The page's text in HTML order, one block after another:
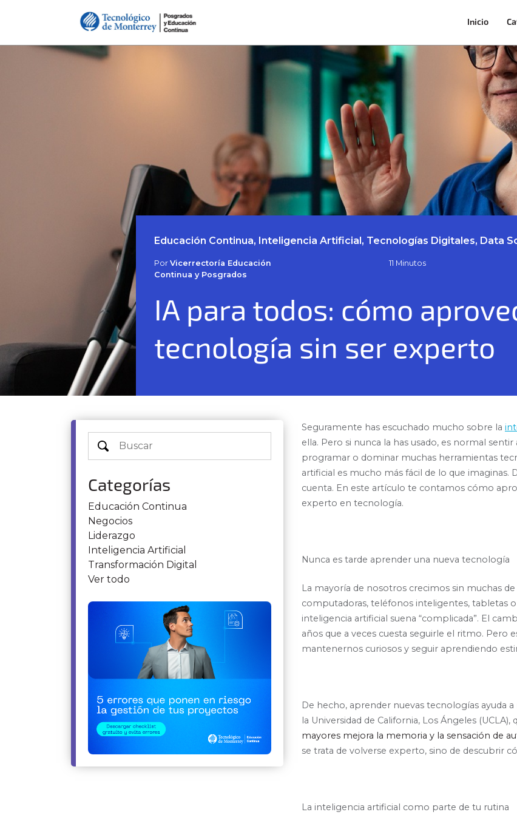
Inicio
Educación Continua, Inteligencia Artificial, Tecnologías Digitales, Data
Por Vicerrectoría Educación
Continua y Posgrados
11 Minutos
IA para todos: cómo
tecnología sin ser experto
Categorías
Educación Continua
Negocios
Liderazgo
Inteligencia Artificial
Transformación Digital
Ver todo
Seguramente has escuchado mucho sobre la
ella. Pero si nunca la has usado, es normal
programar o dominar muchas herramientas
artificial es mucho más fácil de lo que imaginas.
cuenta. En este artículo te contamos cómo
experto en tecnología.
Nunca es tarde aprender una nueva tecnología
La mayoría de nosotros crecimos sin muchas
computadoras, teléfonos inteligentes, tabletas
inteligencia artificial suena “complicada”. El
años que a veces cuesta seguirle el ritmo. Pero
mantenernos curiosos y seguir aprendiendo
De hecho, aprender nuevas tecnologías ayuda
la Universidad de California, Los Ángeles (UCLA),
mayores mejora la memoria y la sensación de
se trata de volverse experto, sino de descubrir
La inteligencia artificial como parte de tu rutina